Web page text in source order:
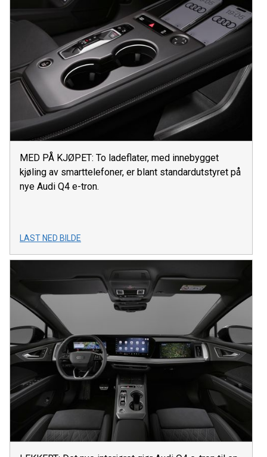
MED PÅ KJØPET: To ladeflater, med innebygget
kjøling av smarttelefoner, er blant standardutstyret på
nye Audi Q4 e-tron.
LAST NED BILDE